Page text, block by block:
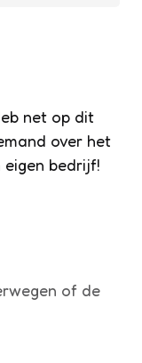
net op dit
over het
bedrijf!
of de